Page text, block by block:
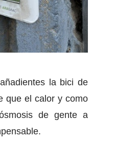
la bici de
que el calor y como
de gente a